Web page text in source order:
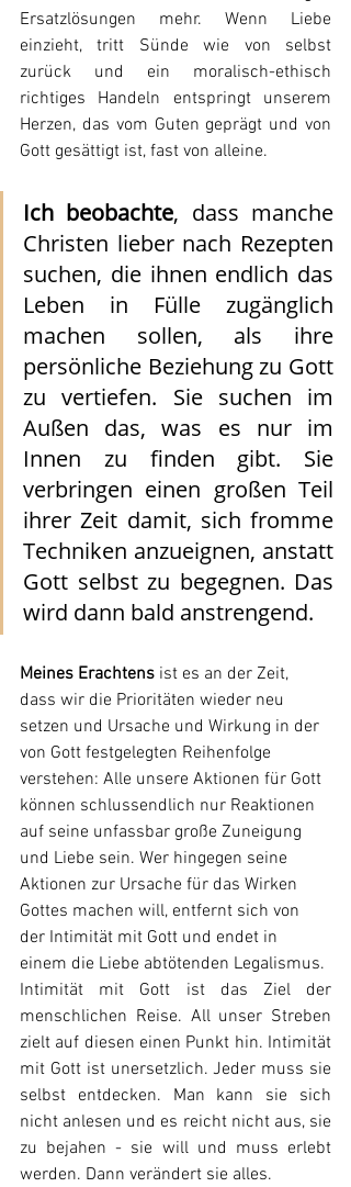
Ersatzlösungen mehr. Wenn Liebe
einzieht, tritt Sünde wie von selbst
zurück und ein moralisch-ethisch
richtiges Handeln entspringt unserem
Herzen, das vom Guten geprägt und von
Gott gesättigt ist, fast von alleine.
Ich beobachte, dass manche
Christen lieber nach Rezepten
suchen, die ihnen endlich das
Leben in Fülle zugänglich
machen sollen, als ihre
persönliche Beziehung zu Gott
zu vertiefen. Sie suchen im
Außen das, was es nur im
Innen zu finden gibt. Sie
verbringen einen großen Teil
ihrer Zeit damit, sich fromme
Techniken anzueignen, anstatt
Gott selbst zu begegnen. Das
wird dann bald anstrengend.
Meines Erachtens ist es an der Zeit,
dass wir die Prioritäten wieder neu
setzen und Ursache und Wirkung in der
von Gott festgelegten Reihenfolge
verstehen: Alle unsere Aktionen für Gott
können schlussendlich nur Reaktionen
auf seine unfassbar große Zuneigung
und Liebe sein. Wer hingegen seine
Aktionen zur Ursache für das Wirken
Gottes machen will, entfernt sich von
der Intimität mit Gott und endet in
einem die Liebe abtötenden Legalismus.
Intimität mit Gott ist das Ziel der
menschlichen Reise. All unser Streben
zielt auf diesen einen Punkt hin. Intimität
mit Gott ist unersetzlich. Jeder muss sie
selbst entdecken. Man kann sie sich
nicht anlesen und es reicht nicht aus, sie
zu bejahen - sie will und muss erlebt
werden. Dann verändert sie alles.